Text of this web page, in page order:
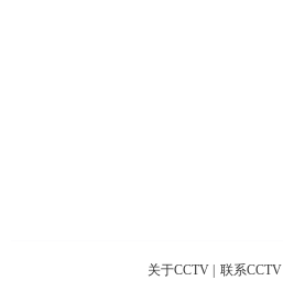
关于CCTV | 联系CCTV